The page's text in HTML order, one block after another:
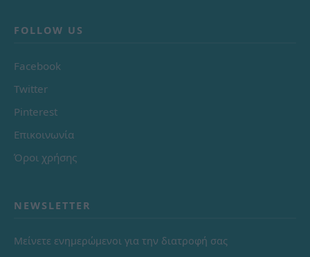
FOLLOW US
Facebook
Twitter
Pinterest
Επικοινωνία
Όροι χρήσης
NEWSLETTER
Μείνετε ενημερώμενοι για την διατροφή σας